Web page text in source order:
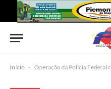
Início - Operação da Polícia Federal combate